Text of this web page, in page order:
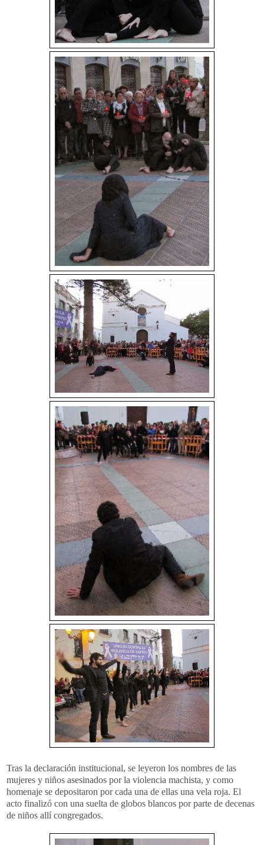
Tras la declaración institucional, se leyeron los nombres de las
mujeres y niños asesinados por la violencia machista, y como
homenaje se depositaron por cada una de ellas una vela roja. El
acto finalizó con una suelta de globos blancos por parte de decenas
de niños allí congregados.